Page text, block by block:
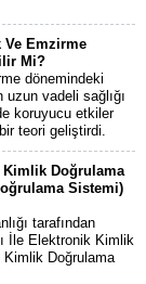
Emzirme
Mi?
dönemindeki
uzun vadeli sağlığı
koruyucu etkiler
teori geliştirdi.
Kimlik Doğrulama
Sistemi)
tarafından
İle Elektronik Kimlik
Doğrulama